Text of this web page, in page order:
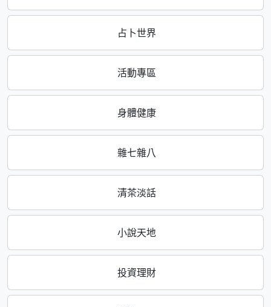
占卜世界
活動專區
身體健康
雜七雜八
清茶淡話
小說天地
投資理財